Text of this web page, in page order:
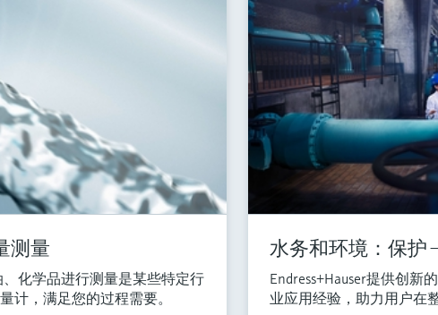
测量
化学品进行测量是某些特定行
计，满足您的过程需要。
水务和环境：保护
Endress+Hauser提供创新
业应用经验，助力用户在